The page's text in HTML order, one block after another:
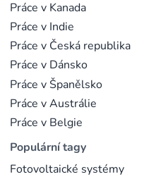
Práce v Kanada
Práce v Indie
Práce v Česká republika
Práce v Dánsko
Práce v Španělsko
Práce v Austrálie
Práce v Belgie
Populární tagy
Fotovoltaické systémy